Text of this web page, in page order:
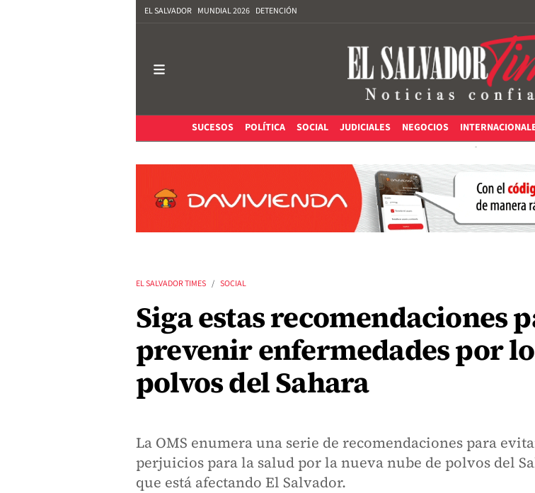
EL SALVADOR MUNDIAL 2026 DETENCIÓN
SUCESOS
POLÍTICA SOCIAL JUDICIALES NEGOCIOS
EL SALVADOR TIMES SOCIAL
Siga estas recomendaciones
prevenir enfermedades por
polvos del Sahara
La OMS enumera una serie de recomendaciones para
perjuicios para la salud por la nueva nube de polvos del
que está afectando El Salvador.